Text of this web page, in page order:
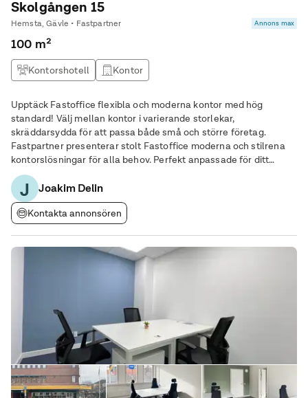
Skolgången 15
Hemsta, Gävle • Fastpartner Annons max
100 m²
Kontorshotell Kontor
Upptäck Fastoffice flexibla och moderna kontor med hög
standard! Välj mellan kontor i varierande storlekar,
skräddarsydda för att passa både små och större företag.
Fastpartner presenterar stolt Fastoffice moderna och stilrena
kontorslösningar för alla behov. Perfekt anpassade för ditt
företags tillväxt och trivsel. Fastpartner erbjuder sina
hyresgäster: - avgiftsfria parkeringsplatser
J Joakim Delin
Kontakta annonsören